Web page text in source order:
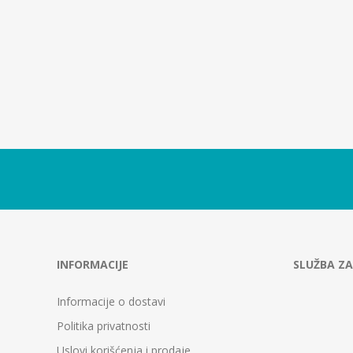
INFORMACIJE
Informacije o dostavi
Politika privatnosti
SLUŽBA